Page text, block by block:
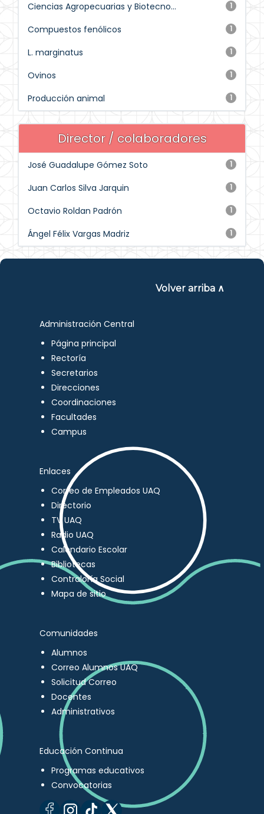
1
Ciencias Agropecuarias y Biotecno...
1
Compuestos fenólicos
1
L. marginatus
1
Ovinos
1
Producción animal
Director / colaboradores
1
José Guadalupe Gómez Soto
1
Juan Carlos Silva Jarquin
1
Octavio Roldan Padrón
1
Ángel Félix Vargas Madriz
Volver arriba ∧
Administración Central
Página principal
Rectoría
Secretarios
Direcciones
Coordinaciones
Facultades
Campus
Enlaces
Correo de Empleados UAQ
Directorio
TV UAQ
Radio UAQ
Calendario Escolar
Bibliotecas
Contraloría Social
Mapa de sitio
Comunidades
Alumnos
Correo Alumnos UAQ
Solicitud Correo
Docentes
Administrativos
Educación Continua
Programas educativos
Convocatorias